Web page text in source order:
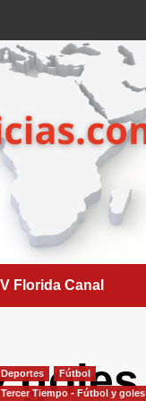
Florida Canal
goles
Deportes
Fútbol
Tercer Tiempo - Fútbol y goles